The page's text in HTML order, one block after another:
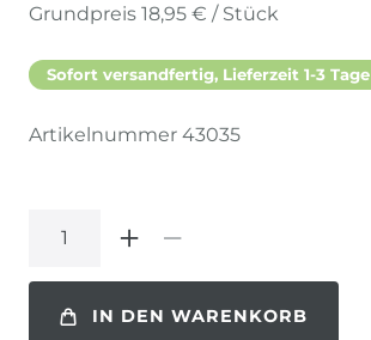
Grundpreis 18,95 € / Stück
Sofort versandfertig, Lieferzeit 1-3 Tage
Artikelnummer 43035
IN DEN WARENKORB